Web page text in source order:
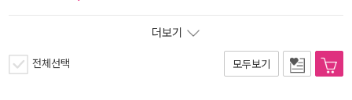
더보기
전체선택 모두보기